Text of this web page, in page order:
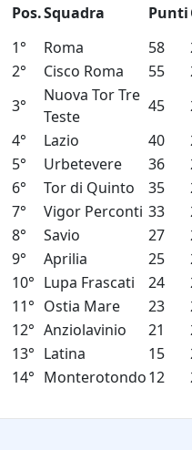
Pos.Squadra Punti
1°
Roma 58
2°
Cisco Roma 55
3°
Nuova Tor Tre
Teste
45
4°
Lazio 40
5°
Urbetevere 36
6°
Tor di Quinto 35
7°
Vigor Perconti 33
8°
Savio 27
9°
Aprilia 25
10° Lupa Frascati 24
11° Ostia Mare 23
12° Anziolavinio 21
13° Latina 15
14° Monterotondo12